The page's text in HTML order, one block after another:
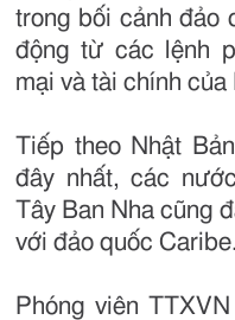
trong bối cảnh đảo
động từ các lệnh
mại và tài chính của
Tiếp theo Nhật
đây nhất, các
Tây Ban Nha cũng
với đảo quốc Caribe.
Phóng viên